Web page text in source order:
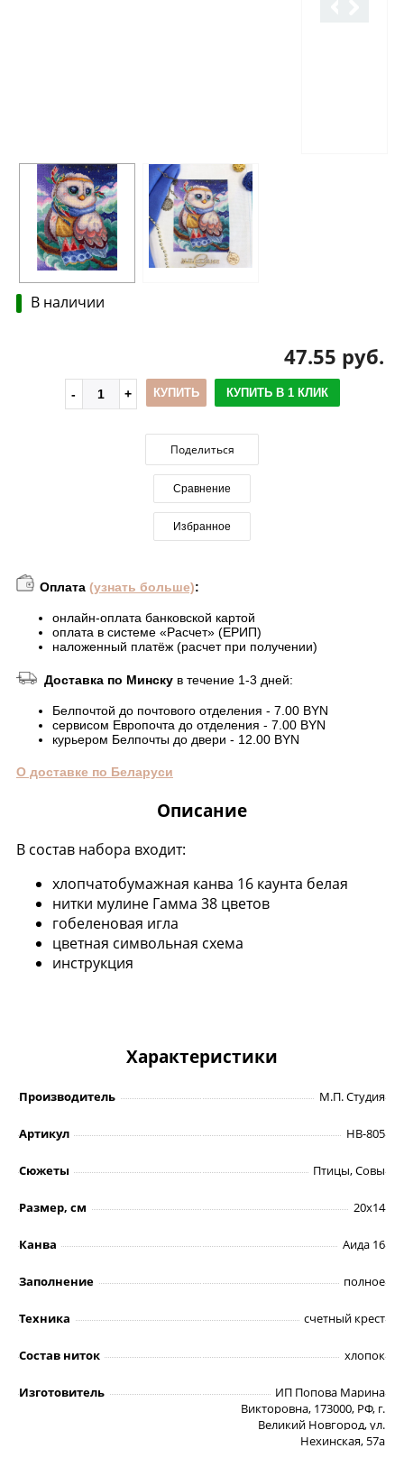
В наличии
47.55 руб.
КУПИТЬ КУПИТЬ В 1 КЛИК
Поделиться
Сравнение
Избранное
Оплата (узнать больше):
онлайн-оплата банковской картой
оплата в системе «Расчет» (ЕРИП)
наложенный платёж (расчет при получении)
Доставка по Минску в течение 1-3 дней:
Белпочтой до почтового отделения - 7.00 BYN
сервисом Европочта до отделения - 7.00 BYN
курьером Белпочты до двери - 12.00 BYN
О доставке по Беларуси
Описание
В состав набора входит:
хлопчатобумажная канва 16 каунта белая
нитки мулине Гамма 38 цветов
гобеленовая игла
цветная символьная схема
инструкция
Характеристики
Производитель М.П. Студия
Артикул НВ-805
Сюжеты Птицы, Совы
Размер, см 20х14
Канва Аида 16
Заполнение полное
Техника счетный крест
Состав ниток хлопок
Изготовитель
ИП Попова Марина
Викторовна, 173000, РФ, г.
Великий Новгород, ул.
Нехинская, 57а